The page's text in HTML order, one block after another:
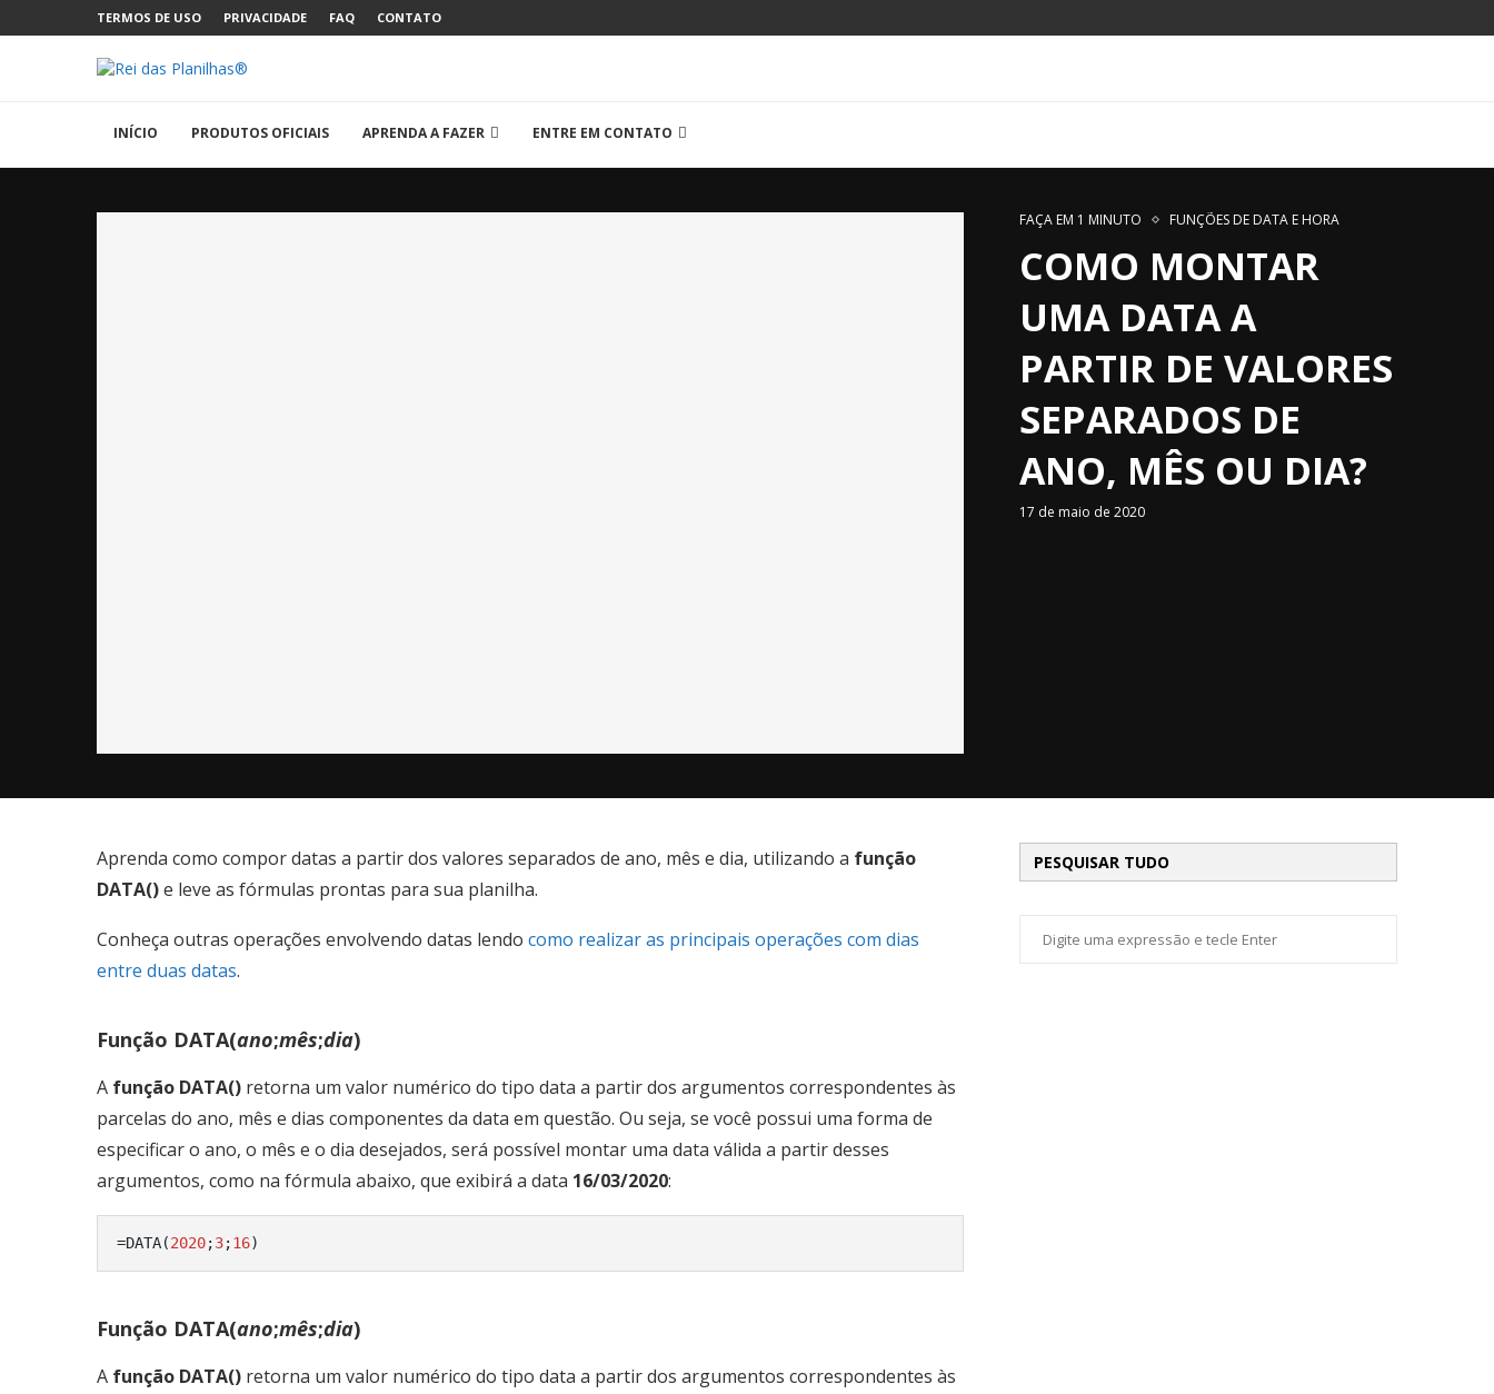
TERMOS DE USO PRIVACIDADE FAQ CONTATO
INÍCIO PRODUTOS OFICIAIS APRENDA A FAZER ENTRE EM CONTATO
FAÇA EM 1 MINUTO FUNÇÕES DE DATA E HORA
COMO MONTAR
UMA DATA A
PARTIR DE VALORES
SEPARADOS DE
ANO, MÊS OU DIA?
17 de maio de 2020
Aprenda como compor datas a partir dos valores separados de ano, mês e dia, utilizando a função
DATA()e leve as fórmulas prontas para sua planilha.
Conheça outras operações envolvendo datas lendo como realizar as principais operações com dias
entre duas datas.
Função DATA(ano;mês;dia)
A função DATA() retorna um valor numérico do tipo data a partir dos argumentos correspondentes às
parcelas do ano, mês e dias componentes da data em questão. Ou seja, se você possui uma forma de
especificar o ano, o mês e o dia desejados, será possível montar uma data válida a partir desses
argumentos, como na fórmula abaixo, que exibirá a data 16/03/2020:
=DATA(2020;3;16)
Função DATA(ano;mês;dia)
A função DATA() retorna um valor numérico do tipo data a partir dos argumentos correspondentes às
PESQUISAR TUDO